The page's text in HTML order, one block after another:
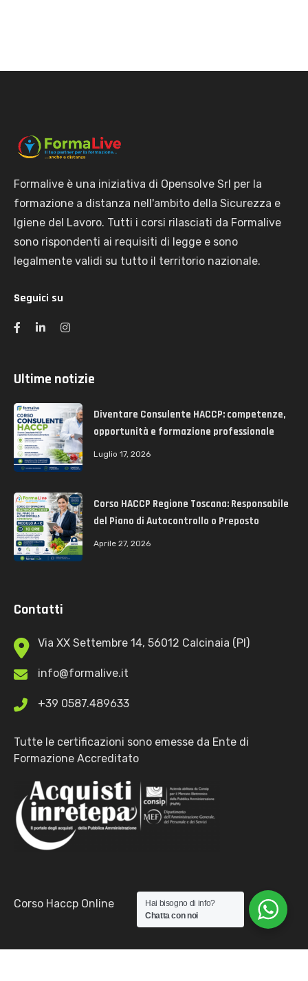
Formalive è una iniziativa di Opensolve Srl per la
formazione a distanza nell'ambito della Sicurezza e
Igiene del Lavoro. Tutti i corsi rilasciati da Formalive
sono rispondenti ai requisiti di legge e sono
legalmente validi su tutto il territorio nazionale.
Seguici su
Ultime notizie
Diventare Consulente HACCP: competenze,
opportunità e formazione professionale
Luglio 17, 2026
Corso HACCP Regione Toscana: Responsabile
del Piano di Autocontrollo o Preposto
Aprile 27, 2026
Contatti
Via XX Settembre 14, 56012 Calcinaia (PI)
info@formalive.it
+39 0587.489633
Tutte le certificazioni sono emesse da Ente di
Formazione Accreditato
Corso Haccp Online
Hai bisogno di info?
Chatta con noi